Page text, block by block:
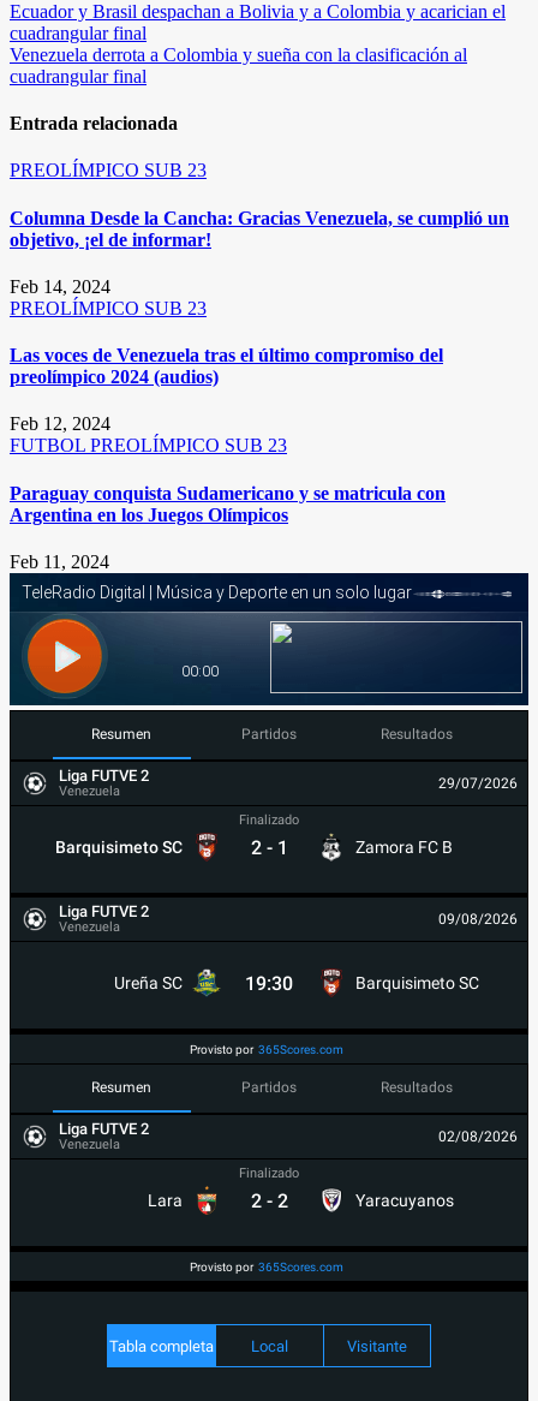
Navegación
de
entradas
Ecuador y Brasil despachan a Bolivia y a Colombia y acarician el
cuadrangular final
Venezuela derrota a Colombia y sueña con la clasificación al
cuadrangular final
Entrada relacionada
PREOLÍMPICO SUB 23
Columna Desde la Cancha: Gracias Venezuela, se cumplió un
objetivo, ¡el de informar!
Feb 14, 2024
PREOLÍMPICO SUB 23
Las voces de Venezuela tras el último compromiso del
preolímpico 2024 (audios)
Feb 12, 2024
FUTBOL PREOLÍMPICO SUB 23
Paraguay conquista Sudamericano y se matricula con
Argentina en los Juegos Olímpicos
Feb 11, 2024
Resumen Partidos Resultados
Liga FUTVE 2
Venezuela 29/07/2026
Barquisimeto SC
Finalizado
2 - 1 Zamora FC B
Liga FUTVE 2
Venezuela 09/08/2026
Ureña SC 19:30 Barquisimeto SC
Provisto por 365Scores.com
Resumen Partidos Resultados
Liga FUTVE 2
Venezuela 02/08/2026
Lara
Finalizado
2 - 2 Yaracuyanos
Provisto por 365Scores.com
Tabla completa Local Visitante